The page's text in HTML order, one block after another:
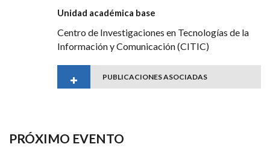
Unidad académica base
Centro de Investigaciones en Tecnologías de la
Información y Comunicación (CITIC)
PUBLICACIONES ASOCIADAS
PRÓXIMO EVENTO